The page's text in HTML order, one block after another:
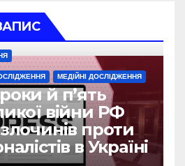
МЕДІЙНІ ДОСЛІДЖЕННЯ
й п’ять
війни РФ
проти
в Україні